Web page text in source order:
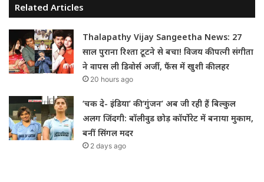
Related Articles
Thalapathy Vijay Sangeetha News: 27
साल पुराना रिश्ता टूटने से बचा! विजय की पत्नी संगीता
ने वापस ली डिवोर्स अर्जी, फैंस में खुशी की लहर
20 hours ago
‘चक दे- इंडिया’ की ‘गुंजन’ अब जी रही हैं बिल्कुल
अलग जिंदगी: बॉलीवुड छोड़ कॉर्पोरेट में बनाया मुकाम,
बनीं सिंगल मदर
2 days ago